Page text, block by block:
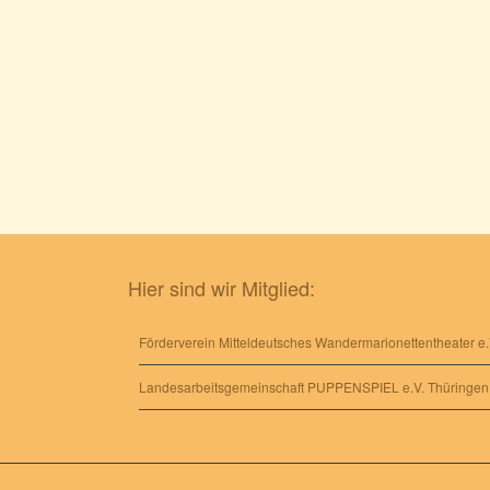
Hier sind wir Mitglied:
Förderverein Mitteldeutsches Wandermarionettentheater
Landesarbeitsgemeinschaft PUPPENSPIEL e.V. Thüringen